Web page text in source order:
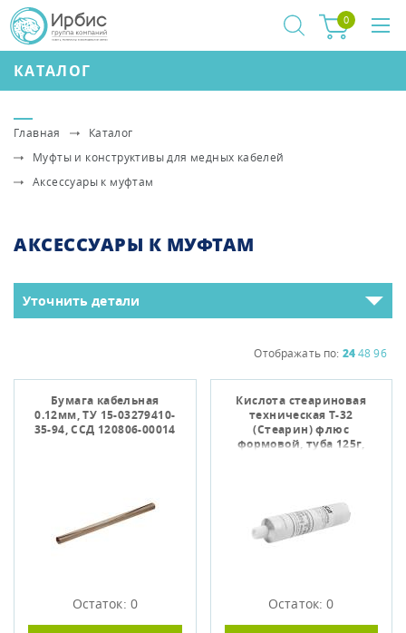
КАТАЛОГ
0
Главная
Каталог
Муфты и конструктивы для медных кабелей
Аксессуары к муфтам
Уточнить детали
АКСЕССУАРЫ К МУФТАМ
Отображать по: 2448 96
Бумага кабельная
0.12мм, ТУ 15-03279410-
35-94, ССД 120806-00014
Остаток: 0
Кислота стеариновая
техническая Т-32
(Стеарин) флюс
формовой, туба 125г,
Остаток: 0